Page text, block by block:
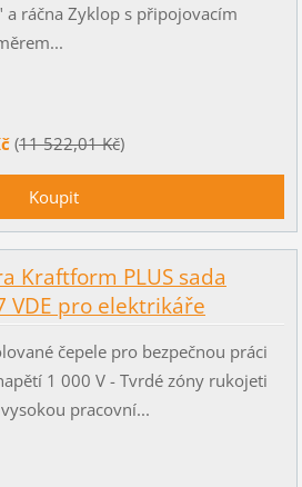
a ráčna Zyklop s připojovacím
(11 522,01 Kč)
Kraftform PLUS sada
VDE pro elektrikáře
čepele pro bezpečnou práci
1 000 V - Tvrdé zóny rukojeti
pracovní...